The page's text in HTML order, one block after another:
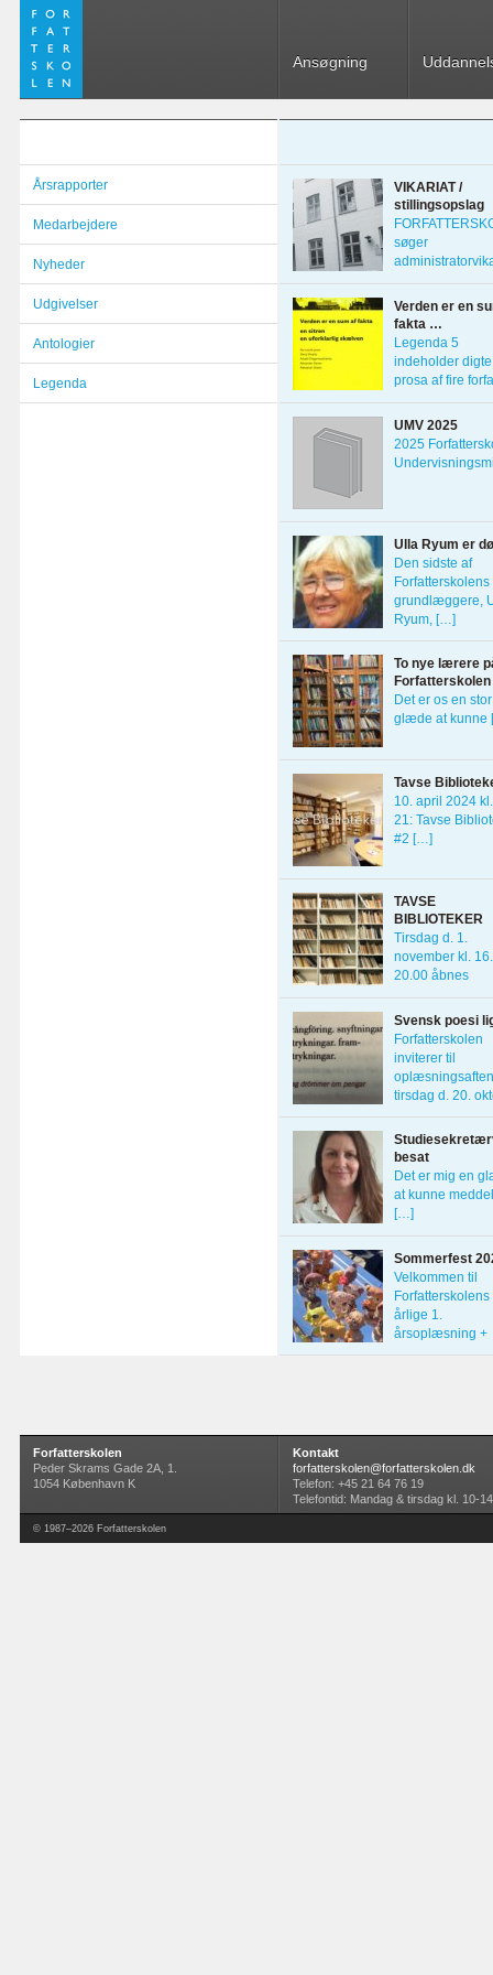
Ansøgning
Årsrapporter
Medarbejdere
Nyheder
Udgivelser
Antologier
Legenda
VIKARIAT /
stillingsopslag
søger
1. marts 2022
Verden er en
fakta …
Legenda 5
indeholder
prosa af fire
fra Skt.
UMV 2025
2025
Ulla Ryum er
Den sidste af
Forfatterskolens
grundlæggere,
Ryum, […]
To nye lærere
Forfatterskolen
Det er os en stor
glæde at kunne
Tavse
10. april 2024
21: Tavse
#2 […]
TAVSE
BIBLIOTEKER
Tirsdag d. 1.
november kl.
20.00 åbnes
Svensk poesi
Forfatterskolen
inviterer til
oplæsningsaften
tirsdag d. 20.
[…]
besat
Det er mig en
at kunne
[…]
Sommerfest
Velkommen til
Forfatterskolens
årlige 1.
årsoplæsning +
sommerfest […]
Forfatterskolen
Peder Skrams Gade 2A, 1.
1054 København K
Kontakt
forfatterskolen@forfatterskolen.dk
Telefon: +45 21 64 76 19
Telefontid: Mandag & tirsdag kl. 10-14
© 1987–2026 Forfatterskolen